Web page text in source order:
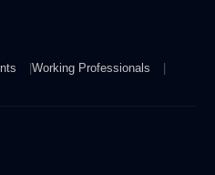
Working Professionals